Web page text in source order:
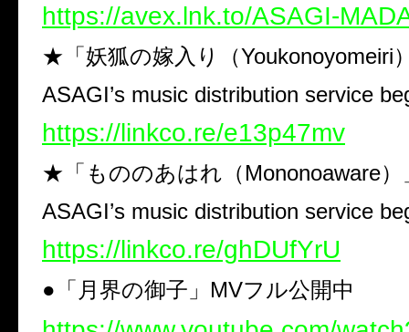
https://avex.lnk.to/ASAGI-
★「妖狐の嫁入り（Youkonoyomeiri
ASAGI’s music distribution service
https://linkco.re/e13p47mv
★「もののあはれ（Mononoaware）
ASAGI’s music distribution service
https://linkco.re/ghDUfYrU
●「月界の御子」MVフル公開中